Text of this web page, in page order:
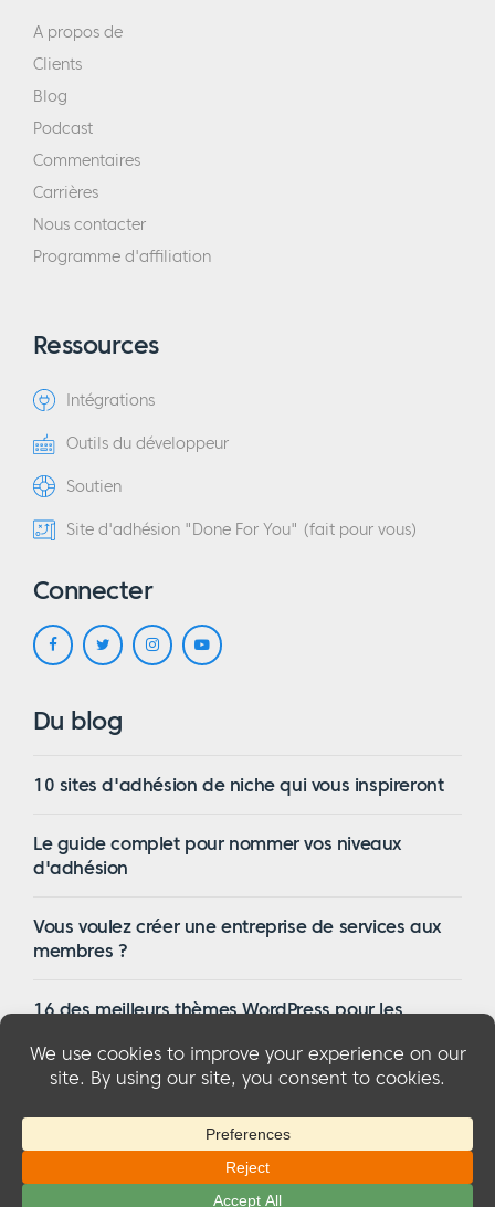
A propos de
Clients
Blog
Podcast
Commentaires
Carrières
Nous contacter
Programme d'affiliation
Ressources
Intégrations
Outils du développeur
Soutien
Site d'adhésion "Done For You" (fait pour vous)
Connecter
Du blog
10 sites d'adhésion de niche qui vous inspireront
Le guide complet pour nommer vos niveaux
d'adhésion
Vous voulez créer une entreprise de services aux
membres ?
16 des meilleurs thèmes WordPress pour les
© 2026 MemberMouse, LLCPolitique de confidentialité
Conditions générales d'utilisation
Divulgation de la FTC